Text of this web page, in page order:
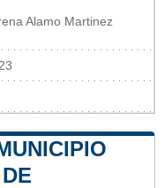
Alamo Martinez